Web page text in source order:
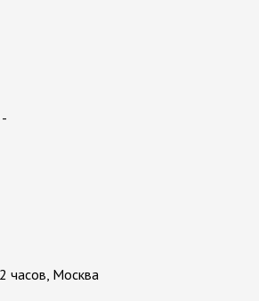
часов, Москва